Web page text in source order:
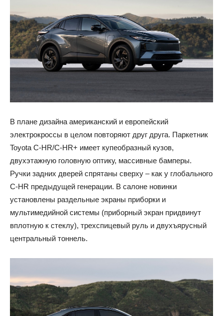
В плане дизайна американский и европейский
электрокроссы в целом повторяют друг друга. Паркетник
Toyota C-HR/C-HR+ имеет купеобразный кузов,
двухэтажную головную оптику, массивные бамперы.
Ручки задних дверей спрятаны сверху – как у глобального
C-HR предыдущей генерации. В салоне новинки
установлены раздельные экраны приборки и
мультимедийной системы (приборный экран придвинут
вплотную к стеклу), трехспицевый руль и двухъярусный
центральный тоннель.